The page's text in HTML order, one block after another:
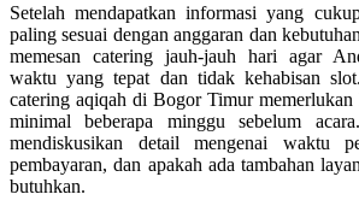
Setelah mendapatkan informasi yang
paling sesuai dengan anggaran dan
memesan catering jauh-jauh hari agar
waktu yang tepat dan tidak kehabisan
catering aqiqah di Bogor Timur memerlukan
minimal beberapa minggu sebelum
mendiskusikan detail mengenai waktu
pembayaran, dan apakah ada tambahan
butuhkan.